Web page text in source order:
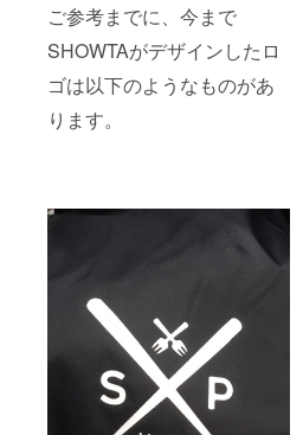
ご参考までに、今まで
SHOWTAがデザインしたロ
ゴは以下のようなものがあ
ります。